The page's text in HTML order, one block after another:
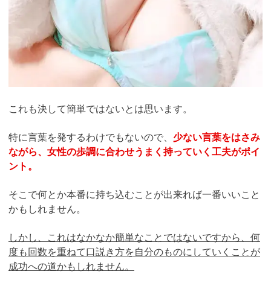
これも決して簡単ではないとは思います。
特に言葉を発するわけでもないので、 少ない言葉をはさみ
ながら、女性の歩調に合わせうまく持っていく工夫がポイ
ント。
そこで何とか本番に持ち込むことが出来れば一番いいこと
かもしれません。
しかし、これはなかなか簡単なことではないですから、何
度も回数を重ねて口説き方を自分のものにしていくことが
成功への道かもしれません。